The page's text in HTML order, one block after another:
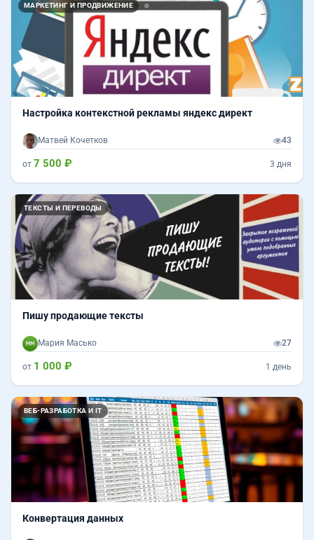
МАРКЕТИНГ И ПРОДВИЖЕНИЕ
Настройка контекстной рекламы яндекс директ
Матвей Кочетков 43
от 7 500 ₽ 3 дня
ТЕКСТЫ И ПЕРЕВОДЫ
Пишу продающие тексты
Мария Масько 27
от 1 000 ₽ 1 день
ВЕБ-РАЗРАБОТКА И IT
Конвертация данных